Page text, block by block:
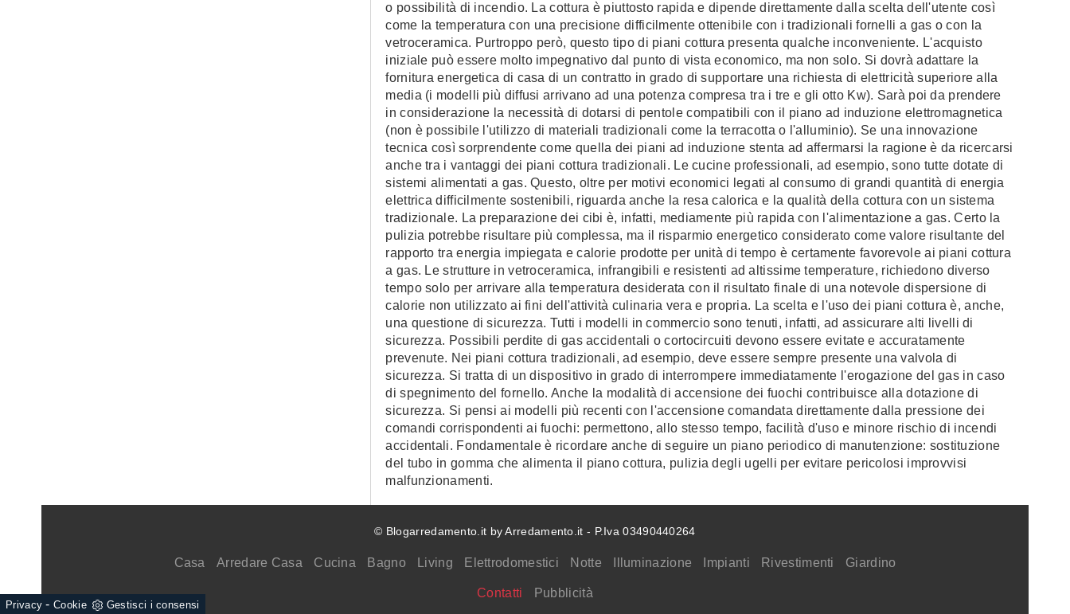
o possibilità di incendio. La cottura è piuttosto rapida e dipende direttamente dalla scelta dell'utente così
come la temperatura con una precisione difficilmente ottenibile con i tradizionali fornelli a gas o con la
vetroceramica. Purtroppo però, questo tipo di piani cottura presenta qualche inconveniente. L'acquisto
iniziale può essere molto impegnativo dal punto di vista economico, ma non solo. Si dovrà adattare la
fornitura energetica di casa di un contratto in grado di supportare una richiesta di elettricità superiore alla
media (i modelli più diffusi arrivano ad una potenza compresa tra i tre e gli otto Kw). Sarà poi da prendere
in considerazione la necessità di dotarsi di pentole compatibili con il piano ad induzione elettromagnetica
(non è possibile l'utilizzo di materiali tradizionali come la terracotta o l'alluminio). Se una innovazione
tecnica così sorprendente come quella dei piani ad induzione stenta ad affermarsi la ragione è da ricercarsi
anche tra i vantaggi dei piani cottura tradizionali. Le cucine professionali, ad esempio, sono tutte dotate di
sistemi alimentati a gas. Questo, oltre per motivi economici legati al consumo di grandi quantità di energia
elettrica difficilmente sostenibili, riguarda anche la resa calorica e la qualità della cottura con un sistema
tradizionale. La preparazione dei cibi è, infatti, mediamente più rapida con l'alimentazione a gas. Certo la
pulizia potrebbe risultare più complessa, ma il risparmio energetico considerato come valore risultante del
rapporto tra energia impiegata e calorie prodotte per unità di tempo è certamente favorevole ai piani cottura
a gas. Le strutture in vetroceramica, infrangibili e resistenti ad altissime temperature, richiedono diverso
tempo solo per arrivare alla temperatura desiderata con il risultato finale di una notevole dispersione di
calorie non utilizzato ai fini dell'attività culinaria vera e propria. La scelta e l'uso dei piani cottura è, anche,
una questione di sicurezza. Tutti i modelli in commercio sono tenuti, infatti, ad assicurare alti livelli di
sicurezza. Possibili perdite di gas accidentali o cortocircuiti devono essere evitate e accuratamente
prevenute. Nei piani cottura tradizionali, ad esempio, deve essere sempre presente una valvola di
sicurezza. Si tratta di un dispositivo in grado di interrompere immediatamente l'erogazione del gas in caso
di spegnimento del fornello. Anche la modalità di accensione dei fuochi contribuisce alla dotazione di
sicurezza. Si pensi ai modelli più recenti con l'accensione comandata direttamente dalla pressione dei
comandi corrispondenti ai fuochi: permettono, allo stesso tempo, facilità d'uso e minore rischio di incendi
accidentali. Fondamentale è ricordare anche di seguire un piano periodico di manutenzione: sostituzione
del tubo in gomma che alimenta il piano cottura, pulizia degli ugelli per evitare pericolosi improvvisi
malfunzionamenti.
© Blogarredamento.it by Arredamento.it - P.Iva 03490440264
Casa Arredare Casa Cucina Bagno Living Elettrodomestici Notte Illuminazione Impianti Rivestimenti Giardino
Contatti Pubblicità
Privacy -Cookie Gestisci i consensi